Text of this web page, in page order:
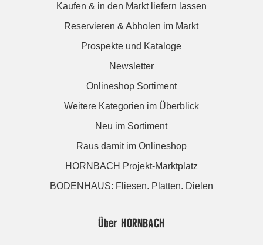
Kaufen & in den Markt liefern lassen
Reservieren & Abholen im Markt
Prospekte und Kataloge
Newsletter
Onlineshop Sortiment
Weitere Kategorien im Überblick
Neu im Sortiment
Raus damit im Onlineshop
HORNBACH Projekt-Marktplatz
BODENHAUS: Fliesen. Platten. Dielen
Über HORNBACH